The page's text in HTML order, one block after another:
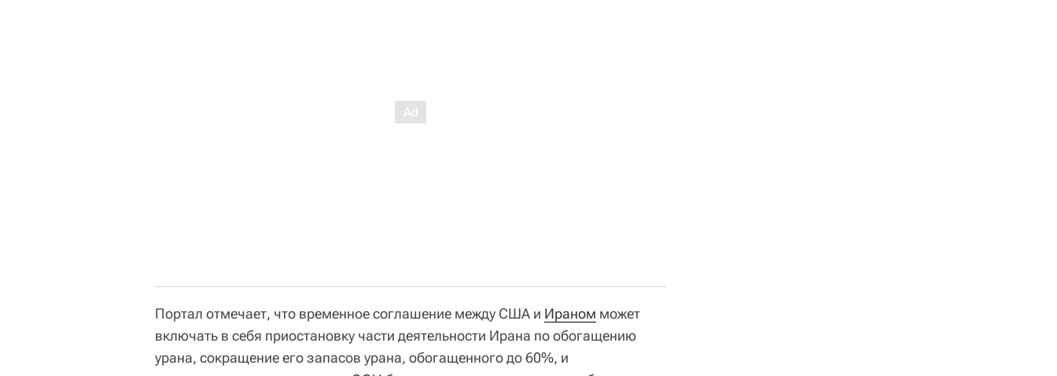
Портал отмечает, что временное соглашение между США и Ираном может
включать в себя приостановку части деятельности Ирана по обогащению
урана, сокращение его запасов урана, обогащенного до 60%, и